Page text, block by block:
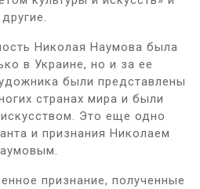
другие.
Николая Наумова была
в Украине, но и за ее
были представлены
странах мира и были
Это еще одно
и признания Николаем
признание, полученные